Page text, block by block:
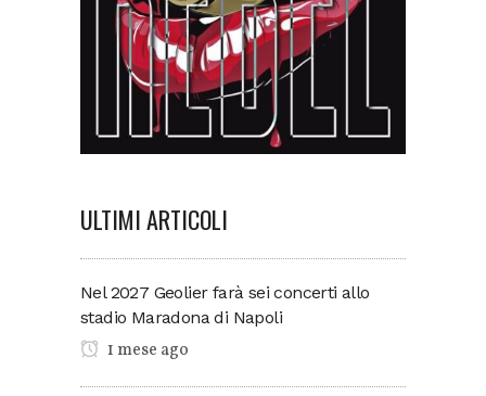
ULTIMI ARTICOLI
Nel 2027 Geolier farà sei concerti allo
stadio Maradona di Napoli
1 mese ago